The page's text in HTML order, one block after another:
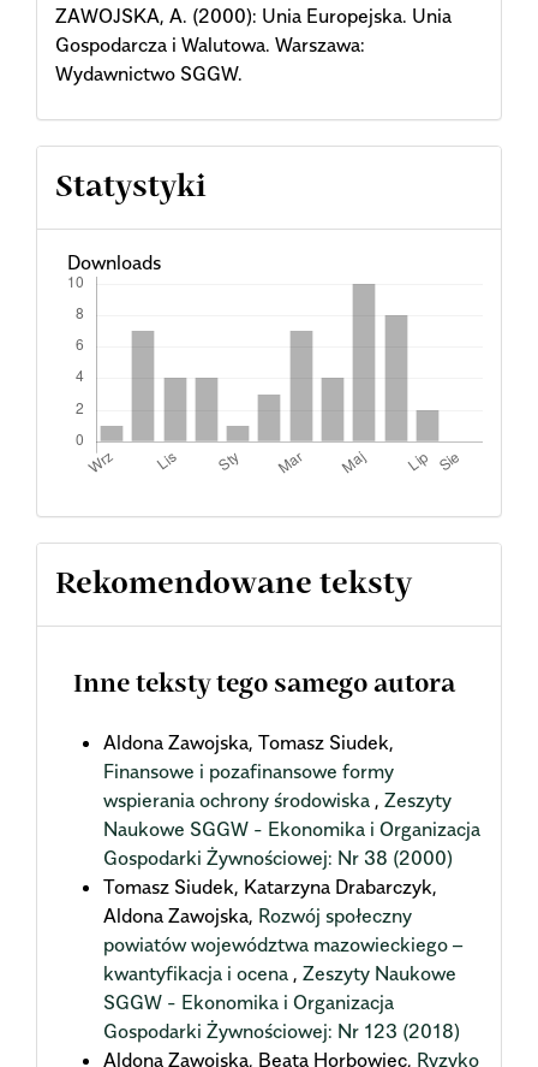
ZAWOJSKA, A. (2000): Unia Europejska. Unia
Gospodarcza i Walutowa. Warszawa:
Wydawnictwo SGGW.
Statystyki
Downloads
Rekomendowane teksty
Inne teksty tego samego autora
Aldona Zawojska, Tomasz Siudek,
Finansowe i pozafinansowe formy
wspierania ochrony środowiska , Zeszyty
Naukowe SGGW - Ekonomika i Organizacja
Gospodarki Żywnościowej: Nr 38 (2000)
Tomasz Siudek, Katarzyna Drabarczyk,
Aldona Zawojska, Rozwój społeczny
powiatów województwa mazowieckiego –
kwantyfikacja i ocena , Zeszyty Naukowe
SGGW - Ekonomika i Organizacja
Gospodarki Żywnościowej: Nr 123 (2018)
Aldona Zawojska, Beata Horbowiec, Ryzyko